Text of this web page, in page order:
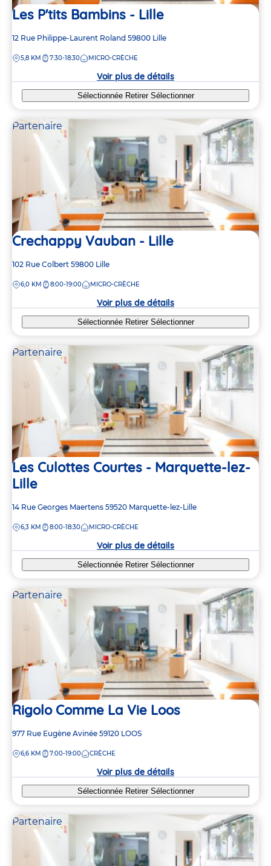
Les P'tits Bambins - Lille
Adresse
la
12 Rue Philippe-Laurent Roland 59800 Lille
DISTANCE
5,8 KM 7:30-18:30 MICRO-CRÈCHE
Voir plus de détails
Sélectionnée Retirer Sélectionner
Partenaire
Crechappy Vauban - Lille
Adresse
la
102 Rue Colbert 59800 Lille
DISTANCE
6,0 KM 8:00-19:00 MICRO-CRÈCHE
Voir plus de détails
Sélectionnée Retirer Sélectionner
Partenaire
Les Culottes Courtes - Marquette-lez-
Lille
Adresse
la
14 Rue Georges Maertens 59520 Marquette-lez-Lille
DISTANCE
6,3 KM 8:00-18:30 MICRO-CRÈCHE
Voir plus de détails
Sélectionnée Retirer Sélectionner
Partenaire
Rigolo Comme La Vie Loos
Adresse
la
977 Rue Eugène Avinée 59120 LOOS
DISTANCE
6,6 KM 7:00-19:00 CRÈCHE
Voir plus de détails
Sélectionnée Retirer Sélectionner
Partenaire